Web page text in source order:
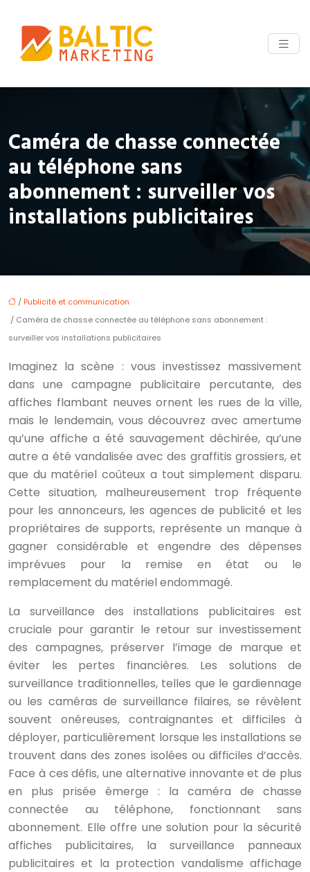
Caméra de chasse connectée
au téléphone sans
abonnement : surveiller vos
installations publicitaires
/ Publicité et communication
/ Caméra de chasse connectée au téléphone sans abonnement :
surveiller vos installations publicitaires
Imaginez la scène : vous investissez massivement
dans une campagne publicitaire percutante, des
affiches flambant neuves ornent les rues de la ville,
mais le lendemain, vous découvrez avec amertume
qu’une affiche a été sauvagement déchirée, qu’une
autre a été vandalisée avec des graffitis grossiers, et
que du matériel coûteux a tout simplement disparu.
Cette situation, malheureusement trop fréquente
pour les annonceurs, les agences de publicité et les
propriétaires de supports, représente un manque à
gagner considérable et engendre des dépenses
imprévues pour la remise en état ou le
remplacement du matériel endommagé.
La surveillance des installations publicitaires est
cruciale pour garantir le retour sur investissement
des campagnes, préserver l’image de marque et
éviter les pertes financières. Les solutions de
surveillance traditionnelles, telles que le gardiennage
ou les caméras de surveillance filaires, se révèlent
souvent onéreuses, contraignantes et difficiles à
déployer, particulièrement lorsque les installations se
trouvent dans des zones isolées ou difficiles d’accès.
Face à ces défis, une alternative innovante et de plus
en plus prisée émerge : la caméra de chasse
connectée au téléphone, fonctionnant sans
abonnement. Elle offre une solution pour la sécurité
affiches publicitaires, la surveillance panneaux
publicitaires et la protection vandalisme affichage